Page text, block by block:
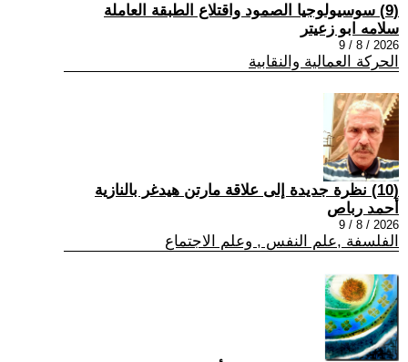
(9) سوسيولوجيا الصمود واقتلاع الطبقة العاملة
سلامه ابو زعيتر
2026 / 8 / 9
الحركة العمالية والنقابية
(10) نظرة جديدة إلى علاقة مارتن هيدغر بالنازية
أحمد رباص
2026 / 8 / 9
الفلسفة ,علم النفس , وعلم الاجتماع